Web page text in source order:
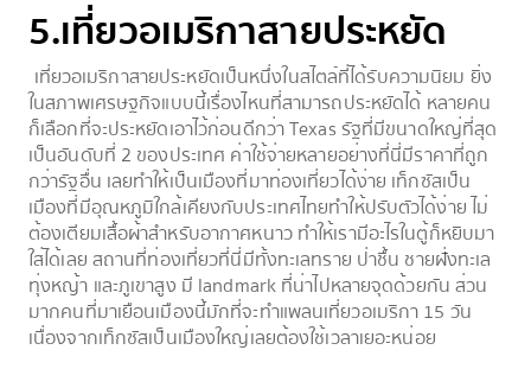
5.เที่ยวอเมริกาสายประหยัด
เที่ยวอเมริกาสายประหยัดเป็นหนึ่งในสไตล์ที่ได้รับความนิยม ยิ่ง
ในสภาพเศรษฐกิจแบบนี้เรื่องไหนที่สามารถประหยัดได้ หลายคน
ก็เลือกที่จะประหยัดเอาไว้ก่อนดีกว่า Texas รัฐที่มีขนาดใหญ่ที่สุด
เป็นอันดับที่ 2 ของประเทศ ค่าใช้จ่ายหลายอย่างที่นี่มีราคาที่ถูก
กว่ารัฐอื่น เลยทำให้เป็นเมืองที่มาท่องเที่ยวได้ง่าย เท็กซัสเป็น
เมืองที่มีอุณหภูมิใกล้เคียงกับประเทศไทยทำให้ปรับตัวได้ง่าย ไม่
ต้องเตียมเสื้อผ้าสำหรับอากาศหนาว ทำให้เรามีอะไรในตู้ก็หยิบมา
ใส่ได้เลย สถานที่ท่องเที่ยวที่นี่มีทั้งทะเลทราย ป่าชื้น ชายฝั่งทะเล
ทุ่งหญ้า และภูเขาสูง มี landmark ที่น่าไปหลายจุดด้วยกัน ส่วน
มากคนที่มาเยือนเมืองนี้มักที่จะทำแพลนเที่ยวอเมริกา 15 วัน
เนื่องจากเท็กซัสเป็นเมืองใหญ่เลยต้องใช้เวลาเยอะหน่อย